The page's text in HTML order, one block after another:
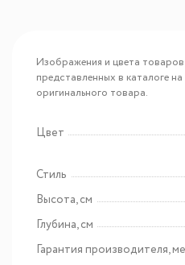
Изображения и цвета
представленных в каталоге
оригинального товара.
Цвет
Стиль
Высота, см
Глубина, см
Гарантия производителя,